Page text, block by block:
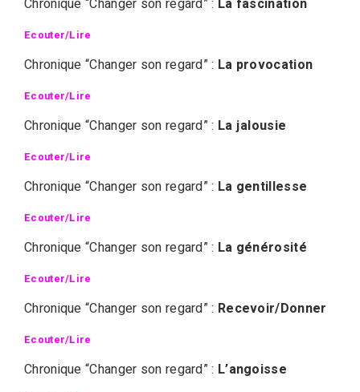
Ecouter/Lire
Chronique “Changer son regard” : La provocation
Ecouter/Lire
Chronique “Changer son regard” : La jalousie
Ecouter/Lire
Chronique “Changer son regard” : La gentillesse
Ecouter/Lire
Chronique “Changer son regard” : La générosité
Ecouter/Lire
Chronique “Changer son regard” : Recevoir/Donner
Ecouter/Lire
Chronique “Changer son regard” : L’angoisse